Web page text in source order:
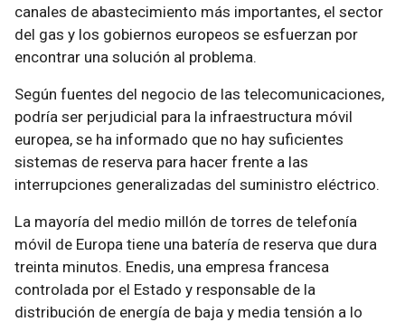
canales de abastecimiento más importantes, el sector
del gas y los gobiernos europeos se esfuerzan por
encontrar una solución al problema.
Según fuentes del negocio de las telecomunicaciones,
podría ser perjudicial para la infraestructura móvil
europea, se ha informado que no hay suficientes
sistemas de reserva para hacer frente a las
interrupciones generalizadas del suministro eléctrico.
La mayoría del medio millón de torres de telefonía
móvil de Europa tiene una batería de reserva que dura
treinta minutos. Enedis, una empresa francesa
controlada por el Estado y responsable de la
distribución de energía de baja y media tensión a lo